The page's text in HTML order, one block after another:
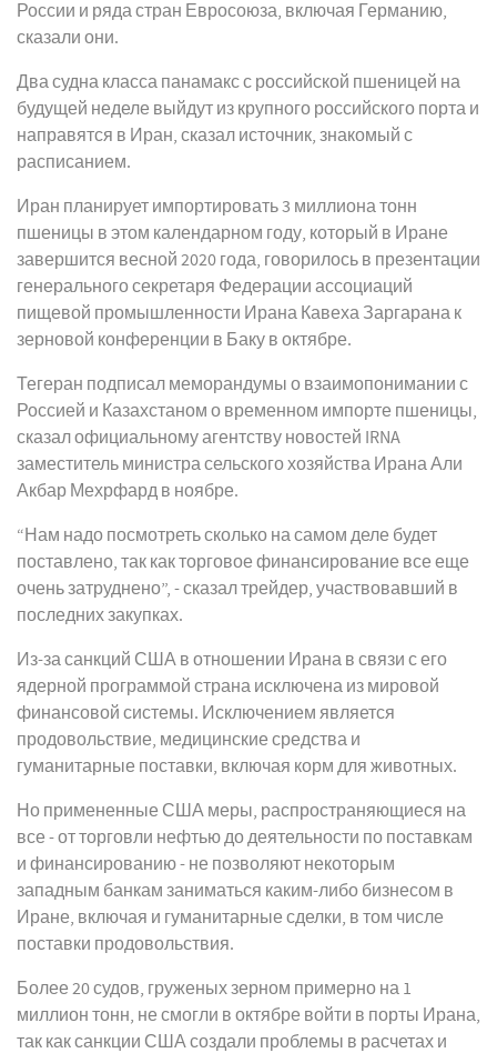
России и ряда стран Евросоюза, включая Германию,
сказали они.
Два судна класса панамакс с российской пшеницей на
будущей неделе выйдут из крупного российского порта и
направятся в Иран, сказал источник, знакомый с
расписанием.
Иран планирует импортировать 3 миллиона тонн
пшеницы в этом календарном году, который в Иране
завершится весной 2020 года, говорилось в презентации
генерального секретаря Федерации ассоциаций
пищевой промышленности Ирана Кавеха Заргарана к
зерновой конференции в Баку в октябре.
Тегеран подписал меморандумы о взаимопонимании с
Россией и Казахстаном о временном импорте пшеницы,
сказал официальному агентству новостей IRNA
заместитель министра сельского хозяйства Ирана Али
Акбар Мехрфард в ноябре.
“Нам надо посмотреть сколько на самом деле будет
поставлено, так как торговое финансирование все еще
очень затруднено”, - сказал трейдер, участвовавший в
последних закупках.
Из-за санкций США в отношении Ирана в связи с его
ядерной программой страна исключена из мировой
финансовой системы. Исключением является
продовольствие, медицинские средства и
гуманитарные поставки, включая корм для животных.
Но примененные США меры, распространяющиеся на
все - от торговли нефтью до деятельности по поставкам
и финансированию - не позволяют некоторым
западным банкам заниматься каким-либо бизнесом в
Иране, включая и гуманитарные сделки, в том числе
поставки продовольствия.
Более 20 судов, груженых зерном примерно на 1
миллион тонн, не смогли в октябре войти в порты Ирана,
так как санкции США создали проблемы в расчетах и